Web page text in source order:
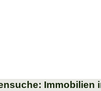
Immobilien